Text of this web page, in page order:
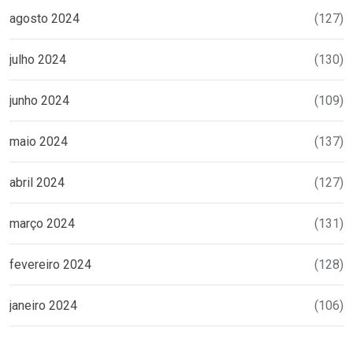
agosto 2024 (127)
julho 2024 (130)
junho 2024 (109)
maio 2024 (137)
abril 2024 (127)
março 2024 (131)
fevereiro 2024 (128)
janeiro 2024 (106)